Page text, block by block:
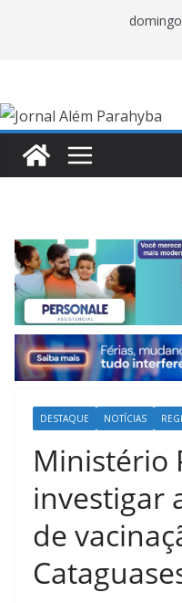
DESTAQUE NOTÍCIAS
Ministério
investigar
de